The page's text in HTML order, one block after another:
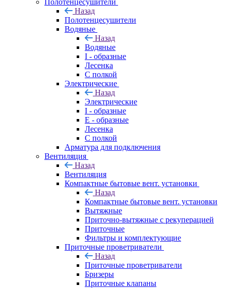
Полотенцесушители
Назад
Полотенцесушители
Водяные
Назад
Водяные
I - образные
Лесенка
С полкой
Электрические
Назад
Электрические
I - образные
E - образные
Лесенка
С полкой
Арматура для подключения
Вентиляция
Назад
Вентиляция
Компактные бытовые вент. установки
Назад
Компактные бытовые вент. установки
Вытяжные
Приточно-вытяжные с рекуперацией
Приточные
Фильтры и комплектующие
Приточные проветриватели
Назад
Приточные проветриватели
Бризеры
Приточные клапаны